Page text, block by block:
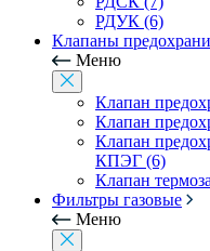
РДУК (6)
Клапаны
Меню
Клапан
Клапан
Клапан
КПЭГ (6)
Клапан
Фильтры газовые
Меню